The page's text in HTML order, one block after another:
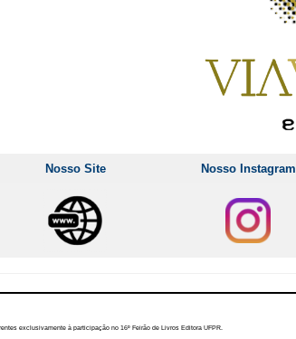
Nosso Site Nosso Instagram
exclusivamente à participação no 16º Feirão de Livros Editora UFPR.